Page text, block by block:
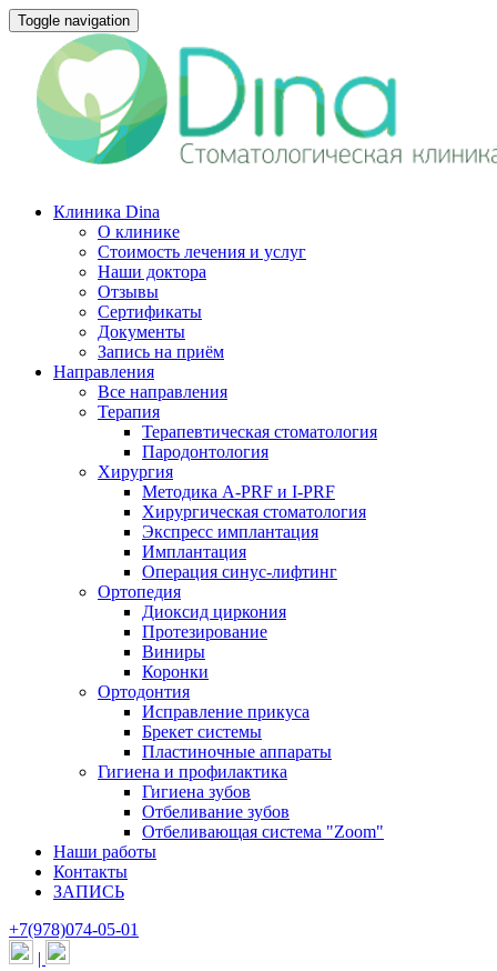
Toggle navigation
Клиника Dina
О клинике
Стоимость лечения и услуг
Наши доктора
Отзывы
Сертификаты
Документы
Запись на приём
Направления
Все направления
Терапия
Терапевтическая стоматология
Пародонтология
Хирургия
Методика A-PRF и I-PRF
Хирургическая стоматология
Экспресс имплантация
Имплантация
Операция синус-лифтинг
Ортопедия
Диоксид циркония
Протезирование
Виниры
Коронки
Ортодонтия
Исправление прикуса
Брекет системы
Пластиночные аппараты
Гигиена и профилактика
Гигиена зубов
Отбеливание зубов
Отбеливающая система "Zoom"
Наши работы
Контакты
ЗАПИСЬ
+7(978)074-05-01
|